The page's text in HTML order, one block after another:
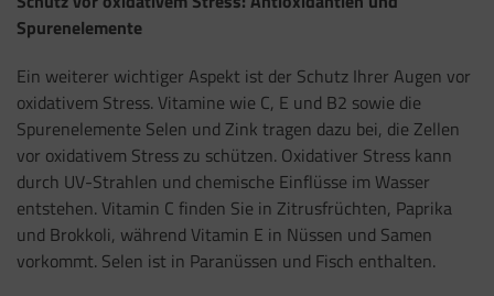
Spurenelemente
Ein weiterer wichtiger Aspekt ist der Schutz Ihrer Augen vor
oxidativem Stress. Vitamine wie C, E und B2 sowie die
Spurenelemente Selen und Zink tragen dazu bei, die Zellen
vor oxidativem Stress zu schützen. Oxidativer Stress kann
durch UV-Strahlen und chemische Einflüsse im Wasser
entstehen. Vitamin C finden Sie in Zitrusfrüchten, Paprika
und Brokkoli, während Vitamin E in Nüssen und Samen
vorkommt. Selen ist in Paranüssen und Fisch enthalten.